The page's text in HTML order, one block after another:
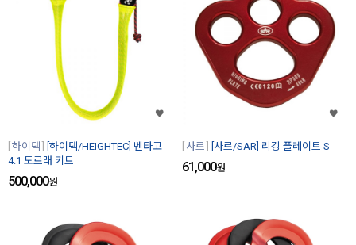
하이텍
[하이텍/HEIGHTEC] 벤타고
4:1 도르래 키트
500,000원
사르 [사르/SAR] 리깅 플레이트 S
61,000원